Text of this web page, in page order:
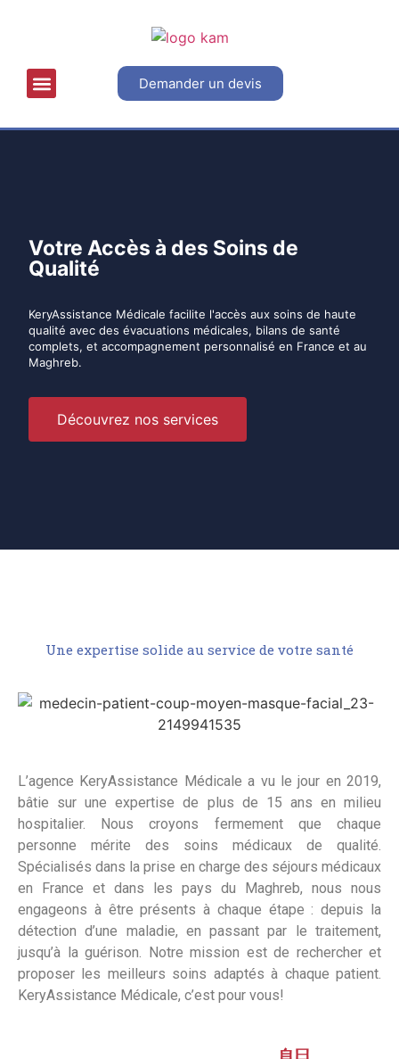
Demander un devis
Votre Accès à des Soins de
Qualité
KeryAssistance Médicale facilite l'accès aux soins de haute
qualité avec des évacuations médicales, bilans de santé
complets, et accompagnement personnalisé en France et au
Maghreb.
Découvrez nos services
Une expertise solide au service de votre santé
L’agence KeryAssistance Médicale a vu le jour en 2019,
bâtie sur une expertise de plus de 15 ans en milieu
hospitalier. Nous croyons fermement que chaque
personne mérite des soins médicaux de qualité.
Spécialisés dans la prise en charge des séjours médicaux
en France et dans les pays du Maghreb, nous nous
engageons à être présents à chaque étape : depuis la
détection d’une maladie, en passant par le traitement,
jusqu’à la guérison. Notre mission est de rechercher et
proposer les meilleurs soins adaptés à chaque patient.
KeryAssistance Médicale, c’est pour vous!